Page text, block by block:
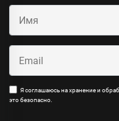
Я соглашаюсь на хранение и
это безопасно.